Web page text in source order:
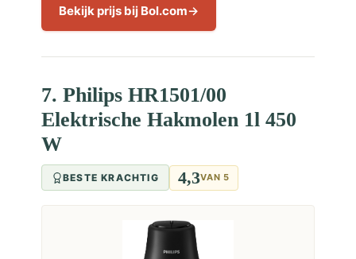
Bekijk prijs bij Bol.com
7. Philips HR1501/00
Elektrische Hakmolen 1l 450
W
BESTE KRACHTIG 4,3VAN 5